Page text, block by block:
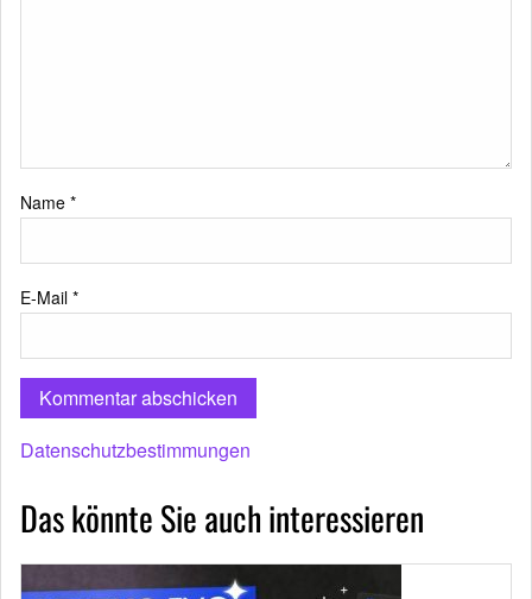
Name *
E-Mail *
Datenschutzbestimmungen
Das könnte Sie auch interessieren